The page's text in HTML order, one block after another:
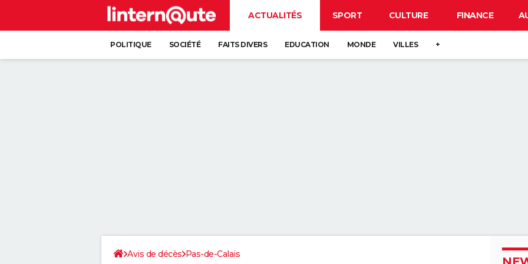
ACTUALITÉS SPORT CULTURE FINANCE
POLITIQUE SOCIÉTÉ FAITS DIVERS EDUCATION MONDE VILLES +
Avis de décès Pas-de-Calais